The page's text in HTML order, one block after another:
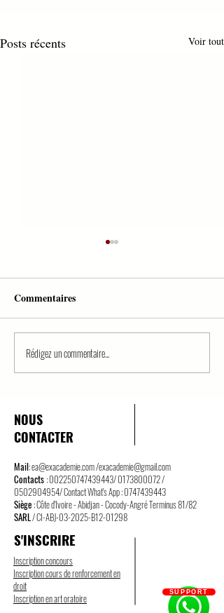
Posts récents Voir tout
QCM PREMIER TOUR
MAG/EXERCEZ VOUS
Commentaires
Rédigez un commentaire...
NOUS
CONTACTER
Mail:ea@exacademie.com/exacademie@gmail.com
Contacts :002250747439443/0173800072/
0502904954/ Contact What's App :0747439443
Siège : Côte d'Ivoire - Abidjan - Cocody-Angré Terminus 81/82
SARL/ CI-ABJ-03-2025-B12-01298
S'INSCRIRE
Inscription concours
Inscription cours de renforcement en
droit
Inscription en art oratoire
SUPPORT